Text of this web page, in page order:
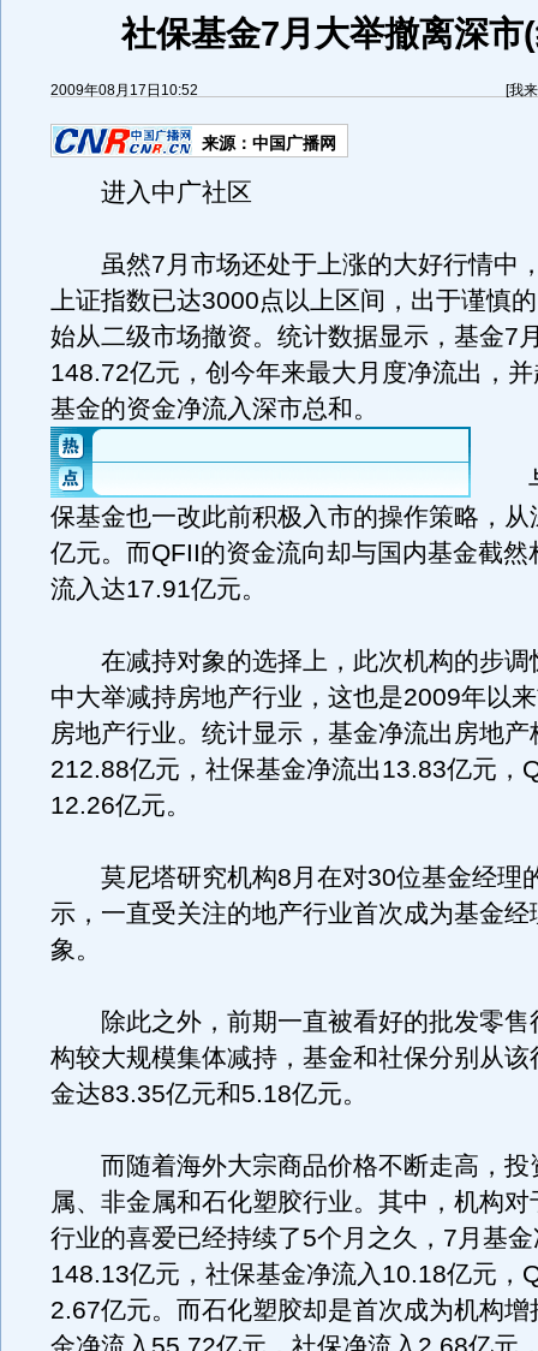
社保基金7月大举撤离深市
2009年08月17日10:52 [我
来源： 中国广播网
进入中广社区
虽然7月市场还处于上涨的大好行情中
上证指数已达3000点以上区间，出于谨慎
始从二级市场撤资。统计数据显示，基金7
148.72亿元，创今年来最大月度净流出，
基金的资金净流入深市总和。
与
保基金也一改此前积极入市的操作策略，
亿元。而QFII的资金流向却与国内基金截然
流入达17.91亿元。
在减持对象的选择上，此次机构的步调
中大举减持房地产行业，这也是2009年以
房地产行业。统计显示，基金净流出房地产
212.88亿元，社保基金净流出13.83亿元，
12.26亿元。
莫尼塔研究机构8月在对30位基金经理
示，一直受关注的地产行业首次成为基金经
象。
除此之外，前期一直被看好的批发零售
构较大规模集体减持，基金和社保分别从该
金达83.35亿元和5.18亿元。
而随着海外大宗商品价格不断走高，投
属、非金属和石化塑胶行业。其中，机构
行业的喜爱已经持续了5个月之久，7月基
148.13亿元，社保基金净流入10.18亿元，
2.67亿元。而石化塑胶却是首次成为机构增